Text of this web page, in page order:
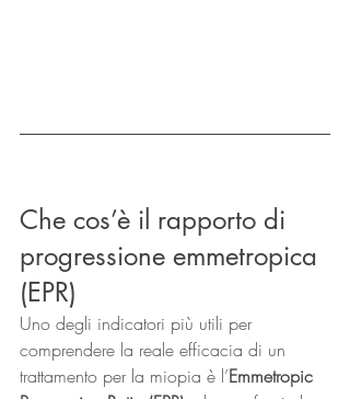
Che cos’è il rapporto di
progressione emmetropica
(EPR)
Uno degli indicatori più utili per
comprendere la reale efficacia di un
trattamento per la miopia è l’Emmetropic